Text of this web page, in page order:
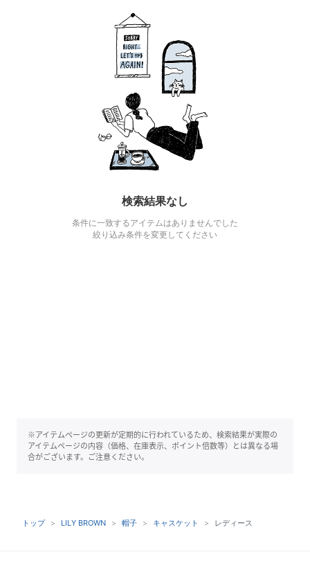
検索結果なし
条件に一致するアイテムはありませんでした
絞り込み条件を変更してください
※アイテムページの更新が定期的に行われているため、検索結果が実際の
アイテムページの内容（価格、在庫表示、ポイント倍数等）とは異なる場
合がございます。ご注意ください。
トップ LILY BROWN 帽子 キャスケット レディース